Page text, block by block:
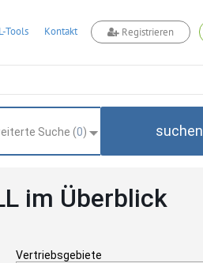
Tools Kontakt Registrieren
Suche (0) suchen
im Überblick
Vertriebsgebiete